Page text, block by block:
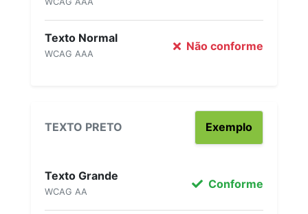
Texto Normal
WCAG AAA
Não conforme
TEXTO PRETO Exemplo
Texto Grande
WCAG AA
Conforme